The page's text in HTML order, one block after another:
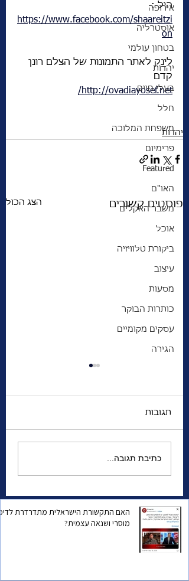
אירופה
אוסטרליה
בטחון עולמי
יהדות
בעלי חיים
חלל
משפחת המלוכה
פרימיום
Featured
האו"ם
משבר האקלים
אוכל
ביקורת טלוויזיה
עיצוב
מסעות
כותרות הבוקר
עסקים מקומיים
הגירה
היל :
https://www.facebook.com/shaareitzi
on
לינק לאתר התמונות של הצלם רונן
קדם
http://ovadiayosef.net/
יהדות
פוסטים קשורים הצג הכול
עדת השומרונים
תגובות
כתיבת תגובה...
האם התקשורת הישראלית מתדרדרת
מוסרי ושנאה עצמית?